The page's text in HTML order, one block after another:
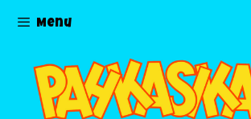
Menu